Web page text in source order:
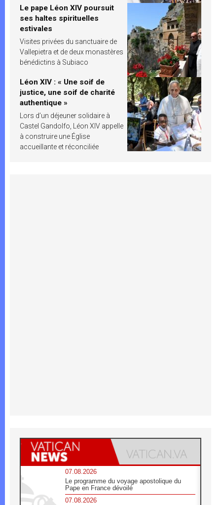
Le pape Léon XIV poursuit
ses haltes spirituelles
estivales
Visites privées du sanctuaire de
Vallepietra et de deux monastères
bénédictins à Subiaco
Léon XIV : « Une soif de
justice, une soif de charité
authentique »
Lors d’un déjeuner solidaire à
Castel Gandolfo, Léon XIV appelle
à construire une Église
accueillante et réconciliée
07.08.2026
Le programme du voyage apostolique du
Pape en France dévoilé
07.08.2026